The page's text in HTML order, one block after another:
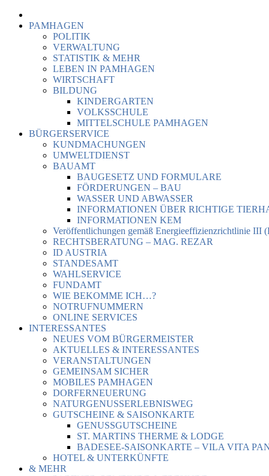
PAMHAGEN
POLITIK
VERWALTUNG
STATISTIK & MEHR
LEBEN IN PAMHAGEN
WIRTSCHAFT
BILDUNG
KINDERGARTEN
VOLKSSCHULE
MITTELSCHULE PAMHAGEN
BÜRGERSERVICE
KUNDMACHUNGEN
UMWELTDIENST
BAUAMT
BAUGESETZ UND FORMULARE
FÖRDERUNGEN – BAU
WASSER UND ABWASSER
INFORMATIONEN ÜBER RICHTIGE
INFORMATIONEN KEM
Veröffentlichungen gemäß Energieeffizienzrichtlinie III
RECHTSBERATUNG – MAG. REZAR
ID AUSTRIA
STANDESAMT
WAHLSERVICE
FUNDAMT
WIE BEKOMME ICH…?
NOTRUFNUMMERN
ONLINE SERVICES
INTERESSANTES
NEUES VOM BÜRGERMEISTER
AKTUELLES & INTERESSANTES
VERANSTALTUNGEN
GEMEINSAM SICHER
MOBILES PAMHAGEN
DORFERNEUERUNG
NATURGENUSSERLEBNISWEG
GUTSCHEINE & SAISONKARTE
GENUSSGUTSCHEINE
ST. MARTINS THERME & LODGE
BADESEE-SAISONKARTE – VILA VITA
HOTEL & UNTERKÜNFTE
& MEHR